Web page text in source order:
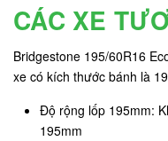
CÁC XE
Bridgestone 195/60R16
xe có kích thước bánh là
Độ rộng lốp 195mm:
195mm